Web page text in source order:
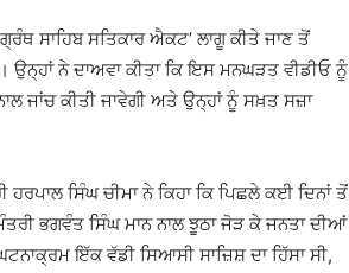
ਸਾਹਿਬ ਸਤਿਕਾਰ ਐਕਟ’ ਲਾਗੂ ਕੀਤੇ ਜਾਣ ਤੋਂ
ਉਨ੍ਹਾਂ ਨੇ ਦਾਅਵਾ ਕੀਤਾ ਕਿ ਇਸ ਮਨਘੜਤ ਵੀਡੀਓ ਨੂੰ
ਜਾਂਚ ਕੀਤੀ ਜਾਵੇਗੀ ਅਤੇ ਉਨ੍ਹਾਂ ਨੂੰ ਸਖ਼ਤ ਸਜ਼ਾ
ਸਿੰਘ ਚੀਮਾ ਨੇ ਕਿਹਾ ਕਿ ਪਿਛਲੇ ਕਈ ਦਿਨਾਂ ਤੋਂ
ਭਗਵੰਤ ਸਿੰਘ ਮਾਨ ਨਾਲ ਝੂਠਾ ਜੋੜ ਕੇ ਜਨਤਾ ਦੀਆਂ
ਇੱਕ ਵੱਡੀ ਸਿਆਸੀ ਸਾਜ਼ਿਸ਼ ਦਾ ਹਿੱਸਾ ਸੀ,